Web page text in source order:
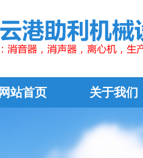
网站首页 关于我们